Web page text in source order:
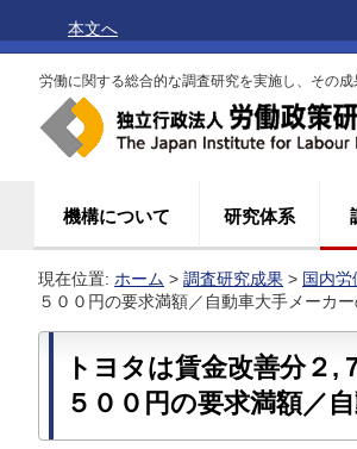
本文へ
労働に関する総合的な調査研究を実施し、その成
機構について 研究体系
現在位置: ホーム > 調査研究成果 > 国内
５００円の要求満額／自動車大手メーカ
トヨタは賃金改善分２,
５００円の要求満額／